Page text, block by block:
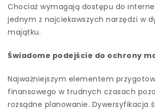
Chociaż wymagają dostępu do
jednym z najciekawszych narzędzi w
majątku.
Świadome podejście do ochrony
Najważniejszym elementem
finansowego w trudnych czasach
rozsądne planowanie. Dywersyfikacja